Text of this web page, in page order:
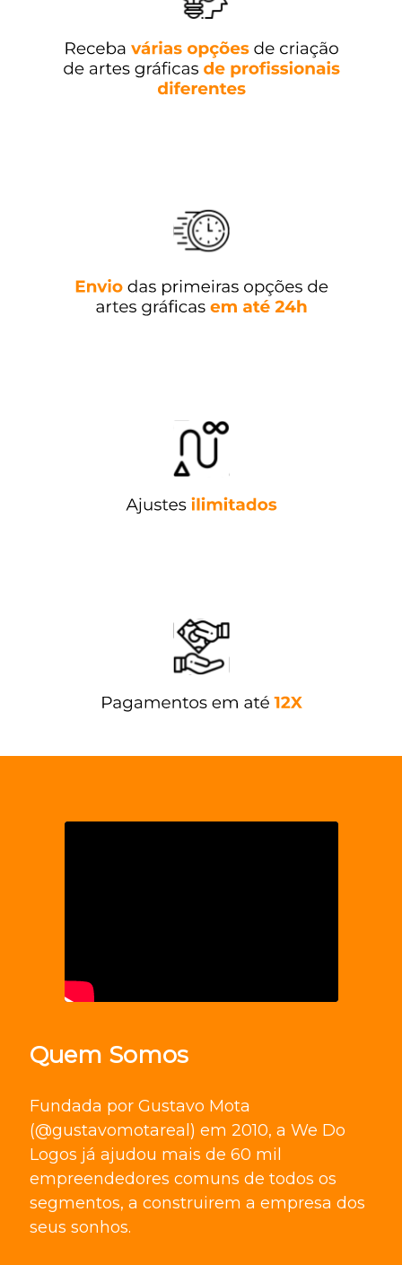
Quem Somos
Fundada por Gustavo Mota
(@gustavomotareal) em 2010, a We Do
Logos já ajudou mais de 60 mil
empreendedores comuns de todos os
segmentos, a construirem a empresa dos
seus sonhos.